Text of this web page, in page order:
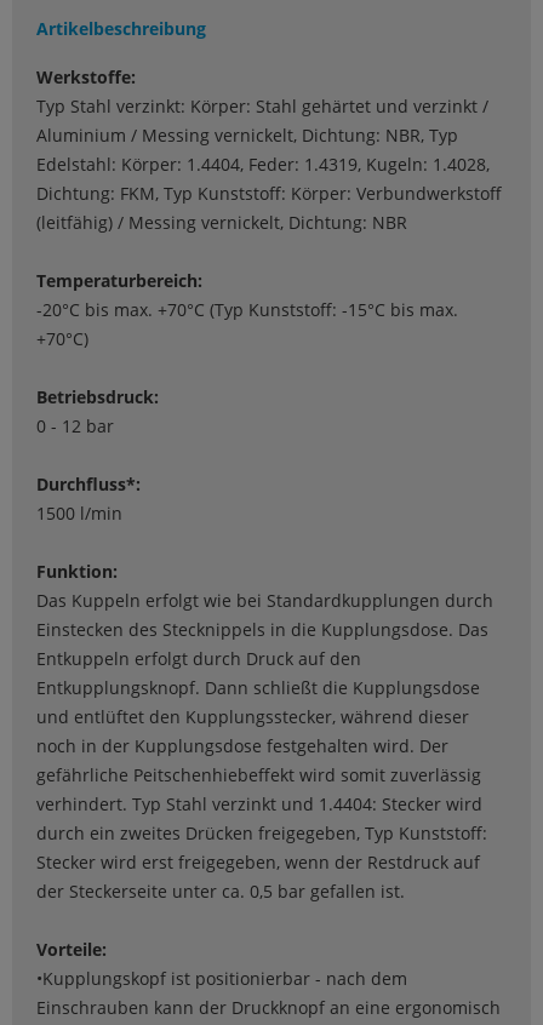
Artikelbeschreibung
Werkstoffe:
Typ Stahl verzinkt: Körper: Stahl gehärtet und verzinkt /
Aluminium / Messing vernickelt, Dichtung: NBR, Typ
Edelstahl: Körper: 1.4404, Feder: 1.4319, Kugeln: 1.4028,
Dichtung: FKM, Typ Kunststoff: Körper: Verbundwerkstoff
(leitfähig) / Messing vernickelt, Dichtung: NBR
Temperaturbereich:
-20°C bis max. +70°C (Typ Kunststoff: -15°C bis max.
+70°C)
Betriebsdruck:
0 - 12 bar
Durchfluss*:
1500 l/min
Funktion:
Das Kuppeln erfolgt wie bei Standardkupplungen durch
Einstecken des Stecknippels in die Kupplungsdose. Das
Entkuppeln erfolgt durch Druck auf den
Entkupplungsknopf. Dann schließt die Kupplungsdose
und entlüftet den Kupplungsstecker, während dieser
noch in der Kupplungsdose festgehalten wird. Der
gefährliche Peitschenhiebeffekt wird somit zuverlässig
verhindert. Typ Stahl verzinkt und 1.4404: Stecker wird
durch ein zweites Drücken freigegeben, Typ Kunststoff:
Stecker wird erst freigegeben, wenn der Restdruck auf
der Steckerseite unter ca. 0,5 bar gefallen ist.
Vorteile:
•Kupplungskopf ist positionierbar - nach dem
Einschrauben kann der Druckknopf an eine ergonomisch